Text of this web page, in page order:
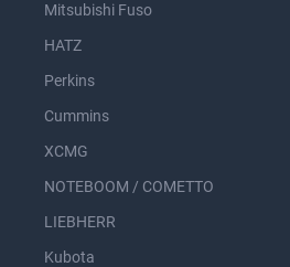
Mitsubishi Fuso
HATZ
Perkins
Cummins
XCMG
NOTEBOOM / COMETTO
LIEBHERR
Kubota